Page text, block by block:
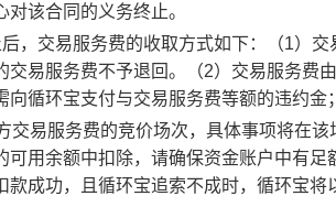
该合同的义务终止。
，交易服务费的收取方式如下：（1）
交易服务费不予退回。（2）交易服务费
向循环宝支付与交易服务费等额的违约
交易服务费的竞价场次，具体事项将在
可用余额中扣除，请确保资金账户中有
款成功，且循环宝追索不成时，循环宝将